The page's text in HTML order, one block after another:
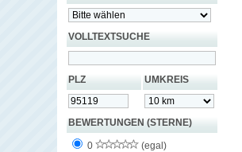
VOLLTEXTSUCHE
PLZ UMKREIS
BEWERTUNGEN (STERNE)
0
(egal)